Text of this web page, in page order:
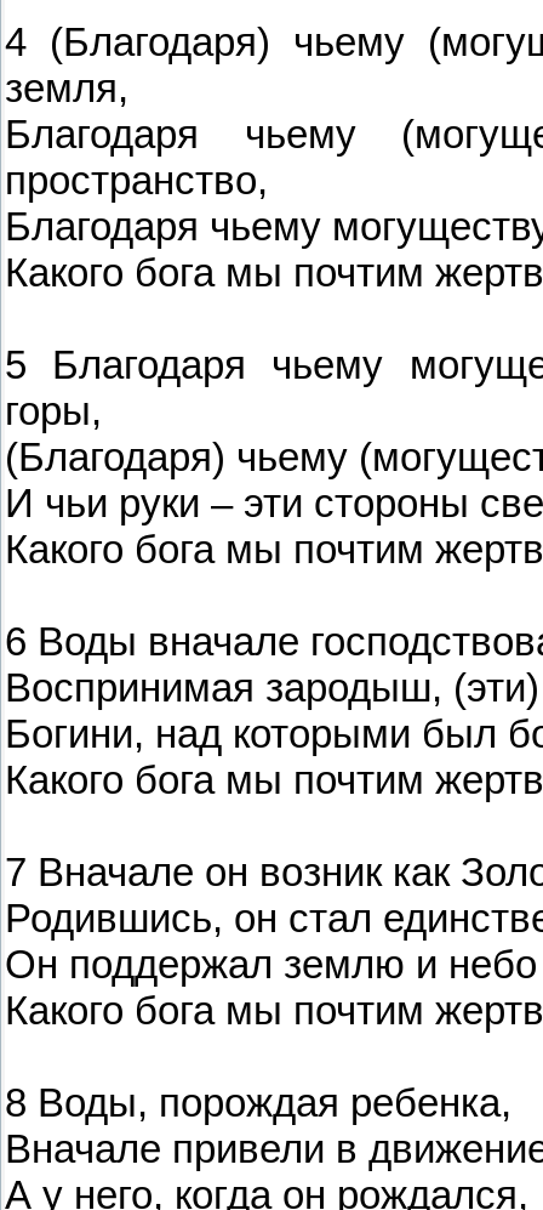
4 (Благодаря) чьему
земля,
Благодаря чьему
пространство,
Благодаря чьему
Какого бога мы почтим
5 Благодаря чьему
горы,
(Благодаря) чьему
И чьи руки – эти стороны
Какого бога мы почтим
6 Воды вначале
Воспринимая зародыш,
Богини, над которыми был
Какого бога мы почтим
7 Вначале он возник как
Родившись, он стал
Он поддержал землю и
Какого бога мы почтим
8 Воды, порождая ребенка,
Вначале привели в
А у него, когда он рождался,